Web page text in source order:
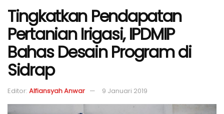
Tingkatkan Pendapatan
Pertanian Irigasi, IPDMIP
Bahas Desain Program di
Sidrap
Editor: Alfiansyah Anwar 9 Januari 2019